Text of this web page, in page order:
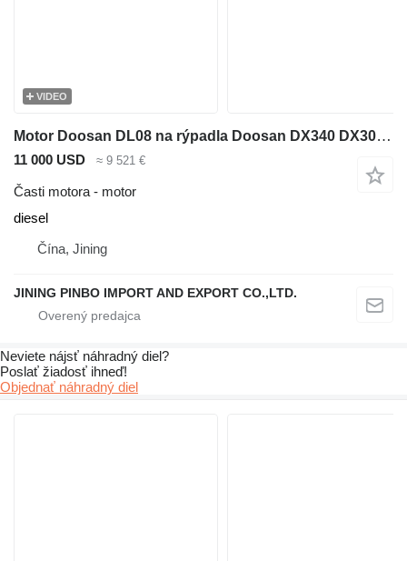
VIDEO
Motor Doosan DL08 na rýpadla Doosan DX340 DX300LCA
11 000 USD ≈ 9 521 €
Časti motora - motor
diesel
Čína, Jining
JINING PINBO IMPORT AND EXPORT CO.,LTD.
Neviete nájsť náhradný diel?
Poslať žiadosť ihneď!
Objednať náhradný diel